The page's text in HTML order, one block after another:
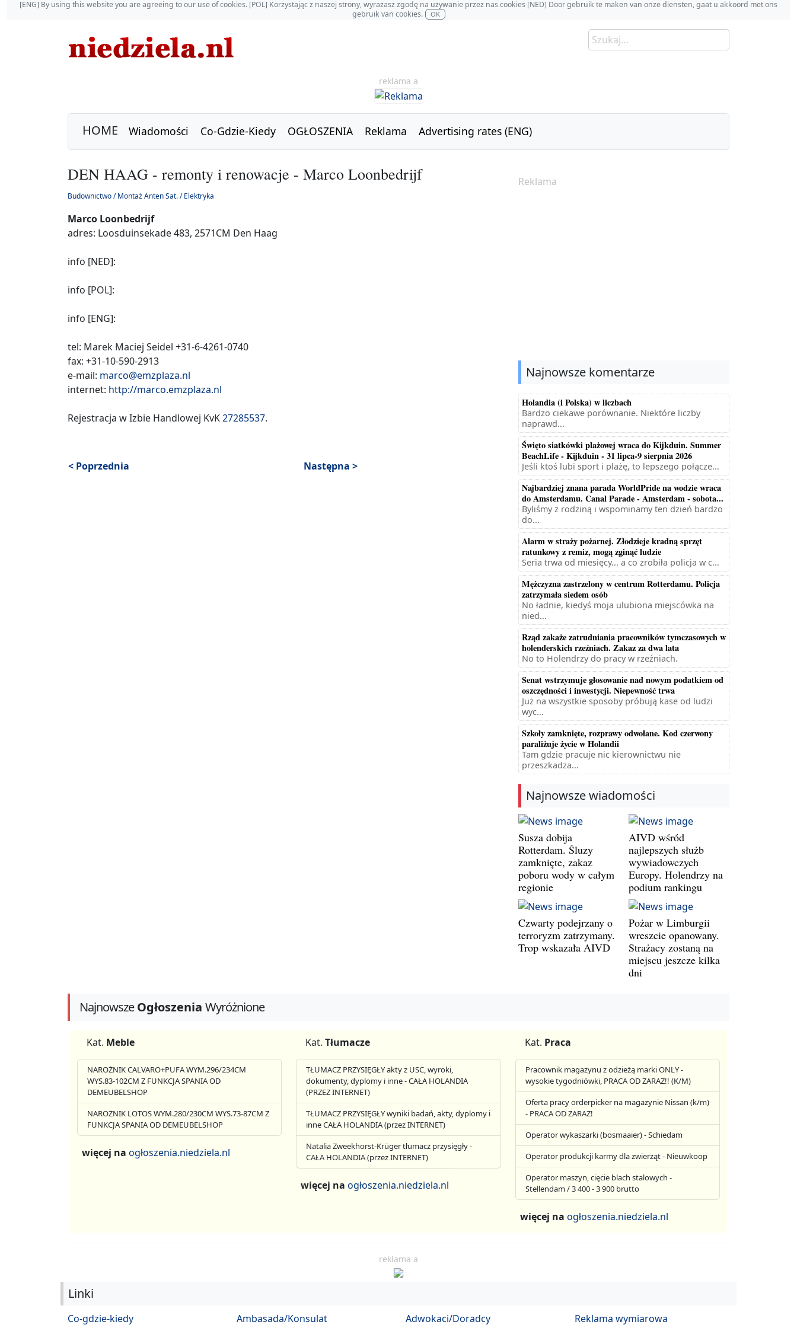
[ENG] By using this website you are agreeing to our use of cookies. [POL] Korzystając z naszej strony, wyrażasz zgodę na używanie przez nas cookies [NED] Door gebruik te maken van onze diensten, gaat u akkoord met ons
gebruik van cookies.
OK
reklama a
HOME Wiadomości Co-Gdzie-Kiedy OGŁOSZENIA Reklama Advertising rates (ENG)
DEN HAAG - remonty i renowacje - Marco Loonbedrijf
Budownictwo / Montaż Anten Sat. / Elektryka
Marco Loonbedrijf
adres: Loosduinsekade 483, 2571CM Den Haag
info [NED]:
info [POL]:
info [ENG]:
tel: Marek Maciej Seidel +31-6-4261-0740
fax: +31-10-590-2913
e-mail: marco@emzplaza.nl
internet: http://marco.emzplaza.nl
Rejestracja w Izbie Handlowej KvK27285537.
< Poprzednia Następna >
Reklama
Najnowsze komentarze
Holandia (i Polska) w liczbach
Bardzo ciekawe porównanie. Niektóre liczby
naprawd...
Święto siatkówki plażowej wraca do Kijkduin. Summer
BeachLife - Kijkduin - 31 lipca-9 sierpnia 2026
Jeśli ktoś lubi sport i plażę, to lepszego połącze...
Najbardziej znana parada WorldPride na wodzie wraca
do Amsterdamu. Canal Parade - Amsterdam - sobota...
Byliśmy z rodziną i wspominamy ten dzień bardzo
do...
Alarm w straży pożarnej. Złodzieje kradną sprzęt
ratunkowy z remiz, mogą zginąć ludzie
Seria trwa od miesięcy... a co zrobiła policja w c...
Mężczyzna zastrzelony w centrum Rotterdamu. Policja
zatrzymała siedem osób
No ładnie, kiedyś moja ulubiona miejscówka na
nied...
Rząd zakaże zatrudniania pracowników tymczasowych w
holenderskich rzeźniach. Zakaz za dwa lata
No to Holendrzy do pracy w rzeźniach.
Senat wstrzymuje głosowanie nad nowym podatkiem od
oszczędności i inwestycji. Niepewność trwa
Już na wszystkie sposoby próbują kase od ludzi
wyc...
Szkoły zamknięte, rozprawy odwołane. Kod czerwony
paraliżuje życie w Holandii
Tam gdzie pracuje nic kierownictwu nie
przeszkadza...
Najnowsze wiadomości
Susza dobija
Rotterdam. Śluzy
zamknięte, zakaz
poboru wody w całym
regionie
AIVD wśród
najlepszych służb
wywiadowczych
Europy. Holendrzy na
podium rankingu
Czwarty podejrzany o
terroryzm zatrzymany.
Trop wskazała AIVD
Pożar w Limburgii
wreszcie opanowany.
Strażacy zostaną na
miejscu jeszcze kilka
dni
NajnowszeOgłoszenia Wyróżnione
Kat. Meble
NAROŻNIK CALVARO+PUFA WYM.296/234CM
WYS.83-102CM Z FUNKCJA SPANIA OD
DEMEUBELSHOP
NAROŻNIK LOTOS WYM.280/230CM WYS.73-87CM Z
FUNKCJA SPANIA OD DEMEUBELSHOP
więcej na ogłoszenia.niedziela.nl
Kat. Tłumacze
TŁUMACZ PRZYSIĘGŁY akty z USC, wyroki,
dokumenty, dyplomy i inne - CAŁA HOLANDIA
(PRZEZ INTERNET)
TŁUMACZ PRZYSIĘGŁY wyniki badań, akty, dyplomy i
inne CAŁA HOLANDIA (przez INTERNET)
Natalia Zweekhorst-Krüger tłumacz przysięgły -
CAŁA HOLANDIA (przez INTERNET)
więcej naogłoszenia.niedziela.nl
Kat. Praca
Pracownik magazynu z odzieżą marki ONLY -
wysokie tygodniówki, PRACA OD ZARAZ!! (K/M)
Oferta pracy orderpicker na magazynie Nissan (k/m)
- PRACA OD ZARAZ!
Operator wykaszarki (bosmaaier) - Schiedam
Operator produkcji karmy dla zwierząt - Nieuwkoop
Operator maszyn, cięcie blach stalowych -
Stellendam / 3 400 - 3 900 brutto
więcej na ogłoszenia.niedziela.nl
reklama a
Linki
Co-gdzie-kiedy Ambasada/Konsulat Adwokaci/Doradcy Reklama wymiarowa